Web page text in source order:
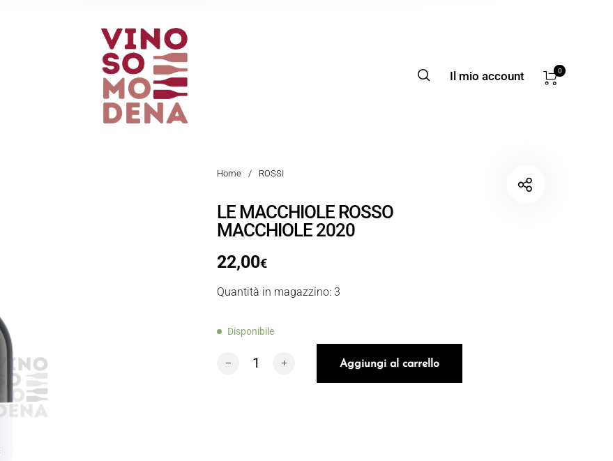
Il mio account 0
Home / ROSSI
LE MACCHIOLE ROSSO
MACCHIOLE 2020
22,00€
Quantità in magazzino: 3
Disponibile
LE MACCHIOLE ROSSO MACCHIOLE 2020 quantità
Aggiungi al carrello